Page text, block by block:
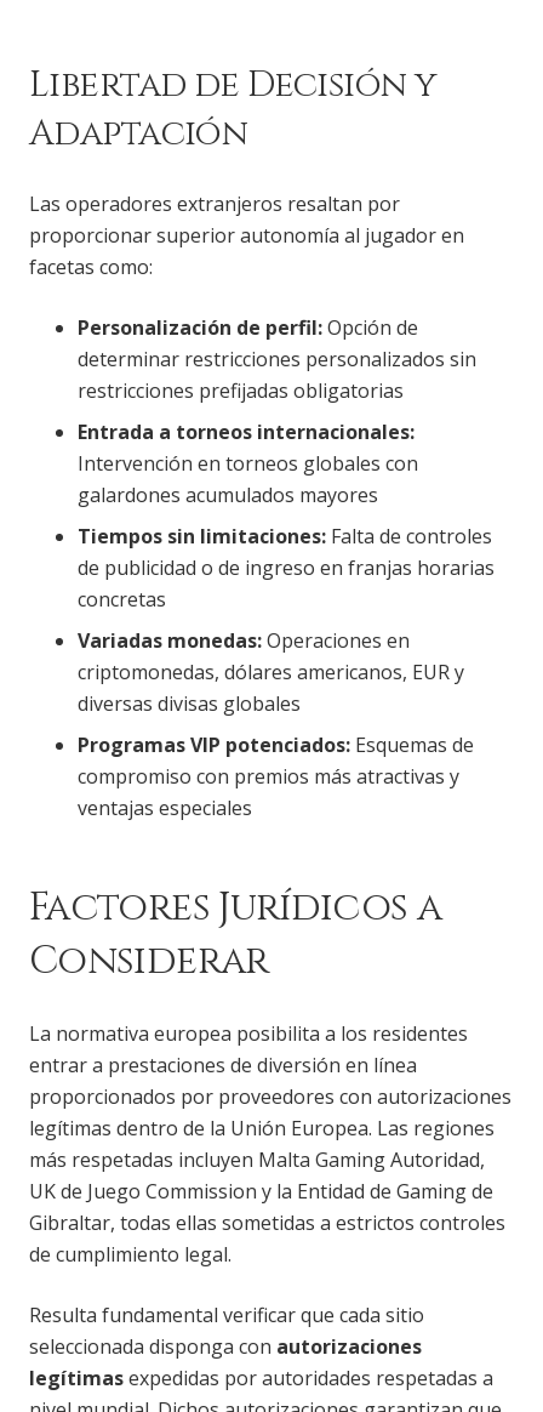
Libertad de Decisión y
Adaptación
Las operadores extranjeros resaltan por
proporcionar superior autonomía al jugador en
facetas como:
Personalización de perfil:Opción de
determinar restricciones personalizados sin
restricciones prefijadas obligatorias
Entrada a torneos internacionales:
Intervención en torneos globales con
galardones acumulados mayores
Tiempos sin limitaciones: Falta de controles
de publicidad o de ingreso en franjas horarias
concretas
Variadas monedas:Operaciones en
criptomonedas, dólares americanos, EUR y
diversas divisas globales
Programas VIP potenciados: Esquemas de
compromiso con premios más atractivas y
ventajas especiales
Factores Jurídicos a
Considerar
La normativa europea posibilita a los residentes
entrar a prestaciones de diversión en línea
proporcionados por proveedores con autorizaciones
legítimas dentro de la Unión Europea. Las regiones
más respetadas incluyen Malta Gaming Autoridad,
UK de Juego Commission y la Entidad de Gaming de
Gibraltar, todas ellas sometidas a estrictos controles
de cumplimiento legal.
Resulta fundamental verificar que cada sitio
seleccionada disponga con autorizaciones
legítimasexpedidas por autoridades respetadas a